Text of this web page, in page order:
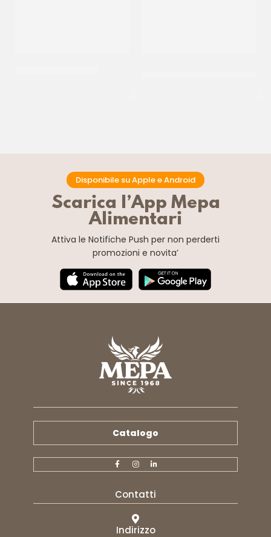
Disponibile su Apple e Android
Scarica l’App Mepa
Alimentari
Attiva le Notifiche Push per non perderti
promozioni e novita’
Catalogo
Contatti
Indirizzo